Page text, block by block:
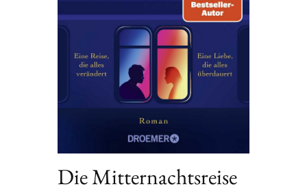
Die Mitternachtsreise